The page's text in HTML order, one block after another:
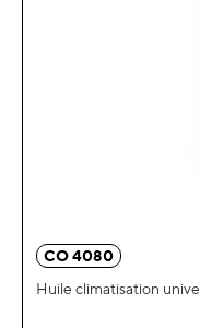
CO 4080
Huile climatisation